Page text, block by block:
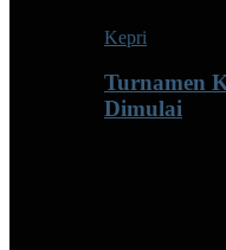
Kepri
Turnamen
Dimulai